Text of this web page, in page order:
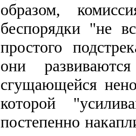
образом,
беспорядки "не
простого
они
сгущающейся
которой
постепенно